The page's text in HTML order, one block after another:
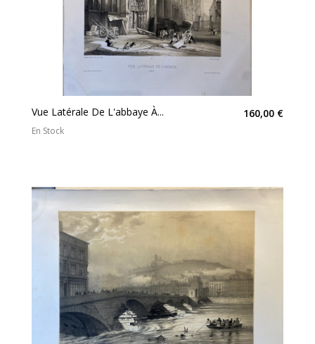
Vue Latérale De L'abbaye À... 160,00 €
En Stock